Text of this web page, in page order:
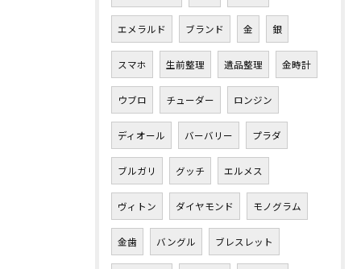
エメラルド ブランド 金 銀
スマホ 生前整理 遺品整理 金時計
ウブロ チューダー ロンジン
ディオール バーバリー プラダ
ブルガリ グッチ エルメス
ヴィトン ダイヤモンド モノグラム
金歯 バングル ブレスレット